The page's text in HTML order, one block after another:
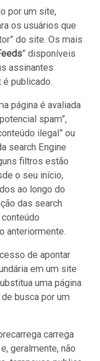
por um site,
os usuários que
do site. Os mais
” disponíveis
assinantes
publicado.
página é avaliada
spam”,
ilegal” ou
search Engine
filtros estão
o seu início,
ao longo do
das search
anteriormente.
de apontar
em um site
uma página
busca por um
carrega
geralmente, não